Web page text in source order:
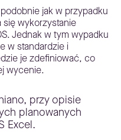
jak w przypadku
się wykorzystanie
Jednak w tym wypadku
w standardzie i
je zdefiniować, co
wycenie.
przy opisie
planowanych
Excel.